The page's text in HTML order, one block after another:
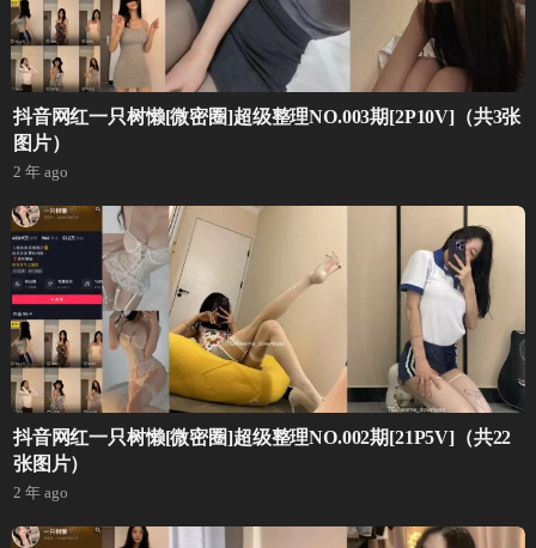
抖音网红一只树懒[微密圈]超级整理NO.003期[2P10V]（共3张
图片）
2 年 ago
抖音网红一只树懒[微密圈]超级整理NO.002期[21P5V]（共22
张图片）
2 年 ago